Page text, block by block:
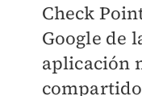
Check
Google de
aplicación